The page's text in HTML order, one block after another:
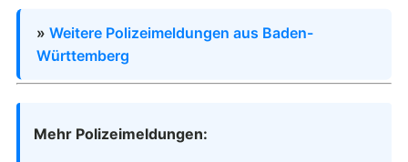
» Weitere Polizeimeldungen aus Baden-
Württemberg
Mehr Polizeimeldungen: